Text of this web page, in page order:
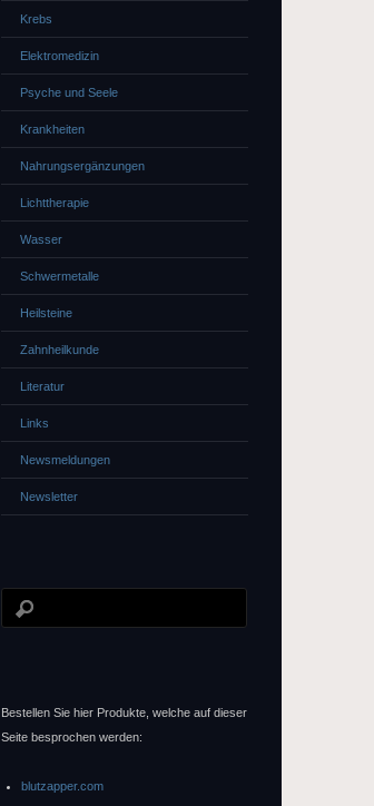
Krebs
Elektromedizin
Psyche und Seele
Krankheiten
Nahrungsergänzungen
Lichttherapie
Wasser
Schwermetalle
Heilsteine
Zahnheilkunde
Literatur
Links
Newsmeldungen
Newsletter
Bestellen Sie hier Produkte, welche auf dieser
Seite besprochen werden:
blutzapper.com